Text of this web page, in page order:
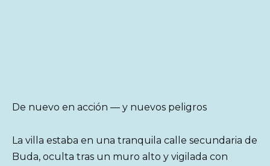
De nuevo en acción — y nuevos peligros
La villa estaba en una tranquila calle secundaria de
Buda, oculta tras un muro alto y vigilada con